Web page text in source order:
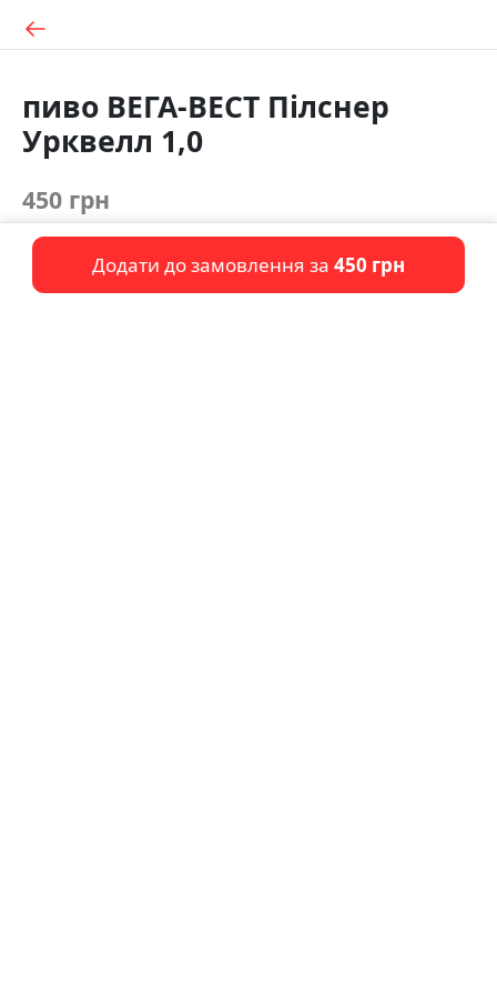
пиво ВЕГА-ВЕСТ Пілснер
Урквелл 1,0
450 грн
Додати до замовлення за 450 грн